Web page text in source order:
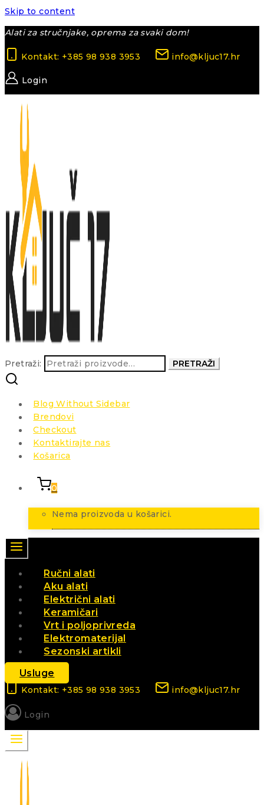
Skip to content
Alati za stručnjake, oprema za svaki dom!
Kontakt: +385 98 938 3953 info@kljuc17.hr
Login
Pretraži: PRETRAŽI
Blog Without Sidebar
Brendovi
Checkout
Kontaktirajte nas
Košarica
0
Nema proizvoda u košarici.
Ručni alati
Aku alati
Električni alati
Keramičari
Vrt i poljoprivreda
Elektromaterijal
Sezonski artikli
Usluge
Kontakt: +385 98 938 3953 info@kljuc17.hr
Login